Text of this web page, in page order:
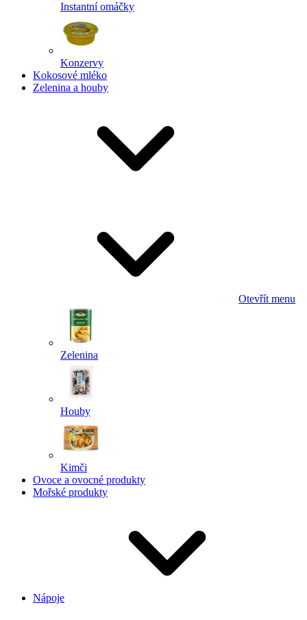
Instantní omáčky
Konzervy
Kokosové mléko
Zelenina a houby
Otevřít menu
Zelenina
Houby
Kimči
Ovoce a ovocné produkty
Mořské produkty
Nápoje